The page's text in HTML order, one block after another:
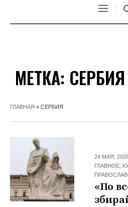
МЕТКА: СЕРБИЯ
ГЛАВНАЯ » СЕРБИЯ
24 МАЯ,
ГЛАВНОЕ
«По